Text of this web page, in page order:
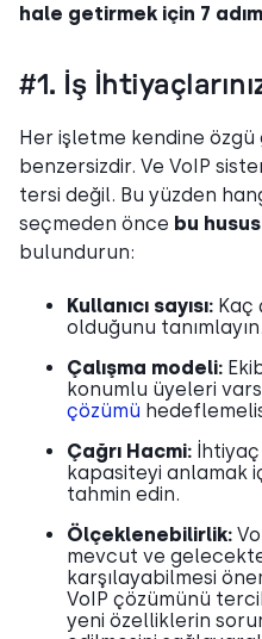
hale getirmek için 7
#1. İş
Her işletme kendine
benzersizdir. Ve VoIP
tersi değil. Bu yüzden
seçmeden önce bu
bulundurun:
Kullanıcı sayısı: Kaç
olduğunu tanımlayın.
Çalışma modeli:
konumlu üyeleri
çözümü
Çağrı Hacmi:
kapasiteyi anlamak
tahmin edin.
Ölçeklenebilirlik:
mevcut ve
karşılayabilmesi
VoIP çözümünü
yeni özelliklerin